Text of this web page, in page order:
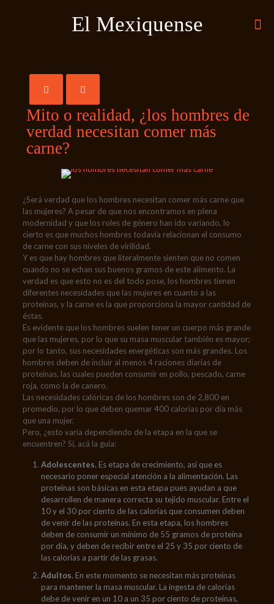
El Mexiquense
Mito o realidad, ¿los hombres de
verdad necesitan comer más
carne?
¿Será verdad que los hombres necesitan comer más carne que
las mujeres? A pesar de que nos encontramos en plena
modernidad y que los roles de género han ido variando, lo
cierto es que muchos hombres todavía relacionan el consumo
de carne con sus niveles de virilidad.
Y es que hay hombres que literalmente sienten que no comen
cuando no se echan sus buenos gramos de este alimento. La
verdad es que esto no es del todo pose, los hombres tienen
diferentes necesidades que las mujeres en cuanto a las
proteínas, y la carne es la que proporciona la mayor cantidad de
éstas.
Es evidente que los hombres suelen tener un cuerpo más grande
que las mujeres, por lo que su masa muscular también es mayor;
por lo tanto, sus necesidades energéticas son más grandes. Los
hombres deben de incluir al menos 4 raciones diarias de
proteínas, las cuales pueden consumir en pollo, pescado, carne
roja, como la de canero.
Las necesidades calóricas de los hombres son de 2,800 en
promedio, por lo que deben quemar 400 calorías por día más
que una mujer.
Pero, ¿esto varía dependiendo de la etapa en la que se
encuentren? Sí, acá la guía:
Adolescentes.Es etapa de crecimiento, así que es
necesario poner especial atención a la alimentación. Las
proteínas son básicas en esta etapa pues ayudan a que
desarrollen de manera correcta su tejido muscular. Entre el
10 y el 30 por ciento de las calorías que consumen deben
de venir de las proteínas. En esta etapa, los hombres
deben de consumir un mínimo de 55 gramos de proteína
por día, y deben de recibir entre el 25 y 35 por ciento de
las calorías a partir de las grasas.
Adultos.En este momento se necesitan más proteínas
para mantener la masa muscular. La ingesta de calorías
debe de venir en un 10 a un 35 por ciento de proteínas,